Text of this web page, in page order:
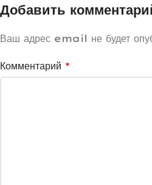
Добавить
Ваш адрес email не будет
Комментарий *